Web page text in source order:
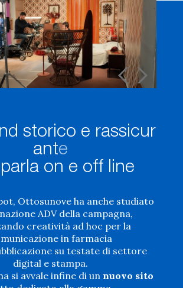
d storico e rassicur
ante
parla on e off line
Ottosunove ha anche studiato
ADV della campagna,
creatività ad hoc per la
in farmacia
su testate di settore
digital e stampa.
si avvale infine di unnuovo sito